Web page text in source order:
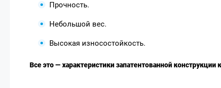
Прочность.
Небольшой вес.
Высокая износостойкость.
Все это — характеристики запатентованной конструкции